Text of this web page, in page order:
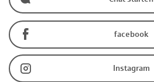
facebook
Instagram